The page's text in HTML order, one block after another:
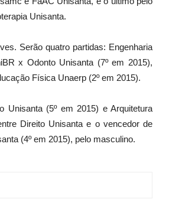
Unisanta.
Serão quatro partidas: Engenharia
x Odonto Unisanta (7º em 2015),
Física Unaerp (2º em 2015).
Unisanta (5º em 2015) e Arquitetura
Direito Unisanta e o vencedor de
(4º em 2015), pelo masculino.